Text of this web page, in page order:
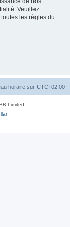
Veuillez
les règles du
horaire sur UTC+02:00
Limited